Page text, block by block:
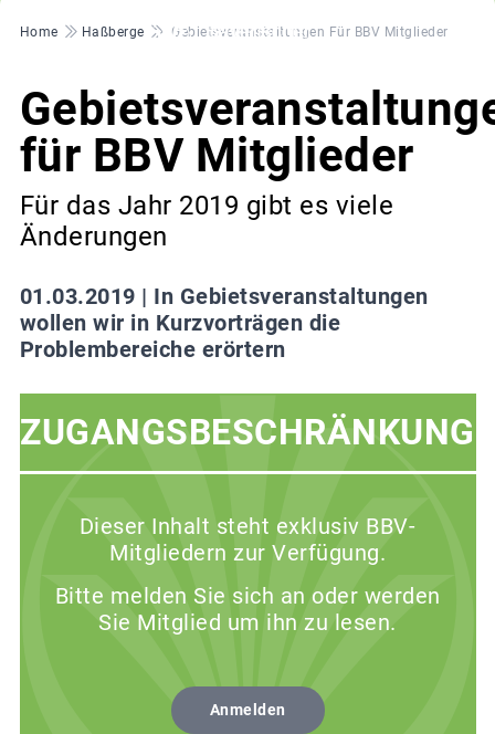
Pfadnavigation
Home Haßberge Gebietsveranstaltungen Für BBV Mitglieder
für BBV Mitglieder
Für das Jahr 2019 gibt es viele
Änderungen
01.03.2019 | In Gebietsveranstaltungen
wollen wir in Kurzvorträgen die
Problembereiche erörtern
ZUGANGSBESCHRÄNKUNG
Dieser Inhalt steht exklusiv BBV-
Mitgliedern zur Verfügung.
Bitte melden Sie sich an oder werden
Sie Mitglied um ihn zu lesen.
Anmelden